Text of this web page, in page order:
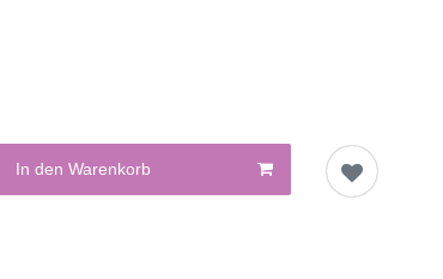
In den Warenkorb